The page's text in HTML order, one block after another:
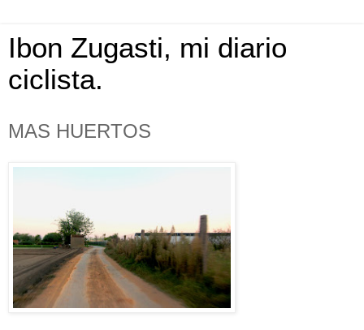
Ibon Zugasti, mi diario
ciclista.
MAS HUERTOS